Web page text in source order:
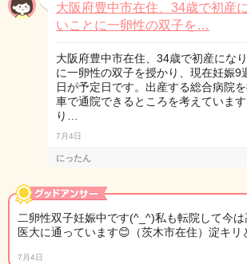
大阪府豊中市在住、34歳で初産
いことに一卵性の双子を…
大阪府豊中市在住、34歳で初産にな
に一卵性の双子を授かり、現在妊娠9
日が予定日です。出産する総合病院
車で通院できるところを考えていま
り…
7月4日
にったん
二卵性双子妊娠中です(^_^)私も転院して今は
医大に通っています😊（茨木市在住）淀キリ
7月4日